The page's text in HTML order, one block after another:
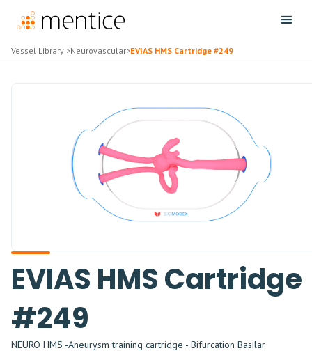
Vessel Library >Neurovascular>EVIAS HMS Cartridge #249
EVIAS HMS Cartridge
#249
NEURO HMS -Aneurysm training cartridge - Bifurcation Basilar